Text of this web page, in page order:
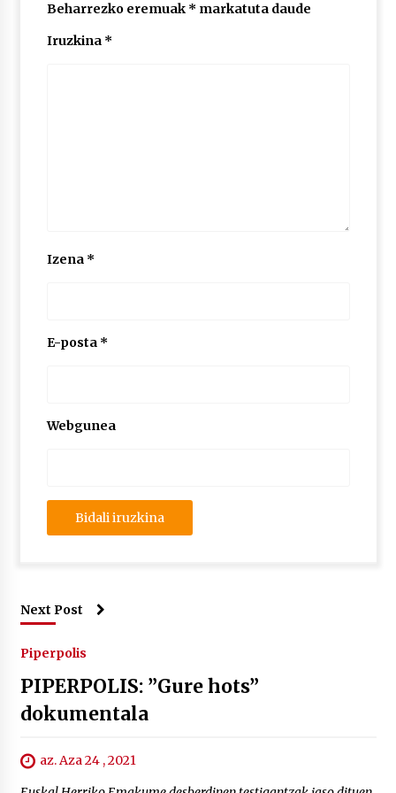
Beharrezko eremuak * markatuta daude
Iruzkina *
Izena *
E-posta *
Webgunea
Next Post
Piperpolis
PIPERPOLIS: ”Gure hots”
dokumentala
az. Aza 24 , 2021